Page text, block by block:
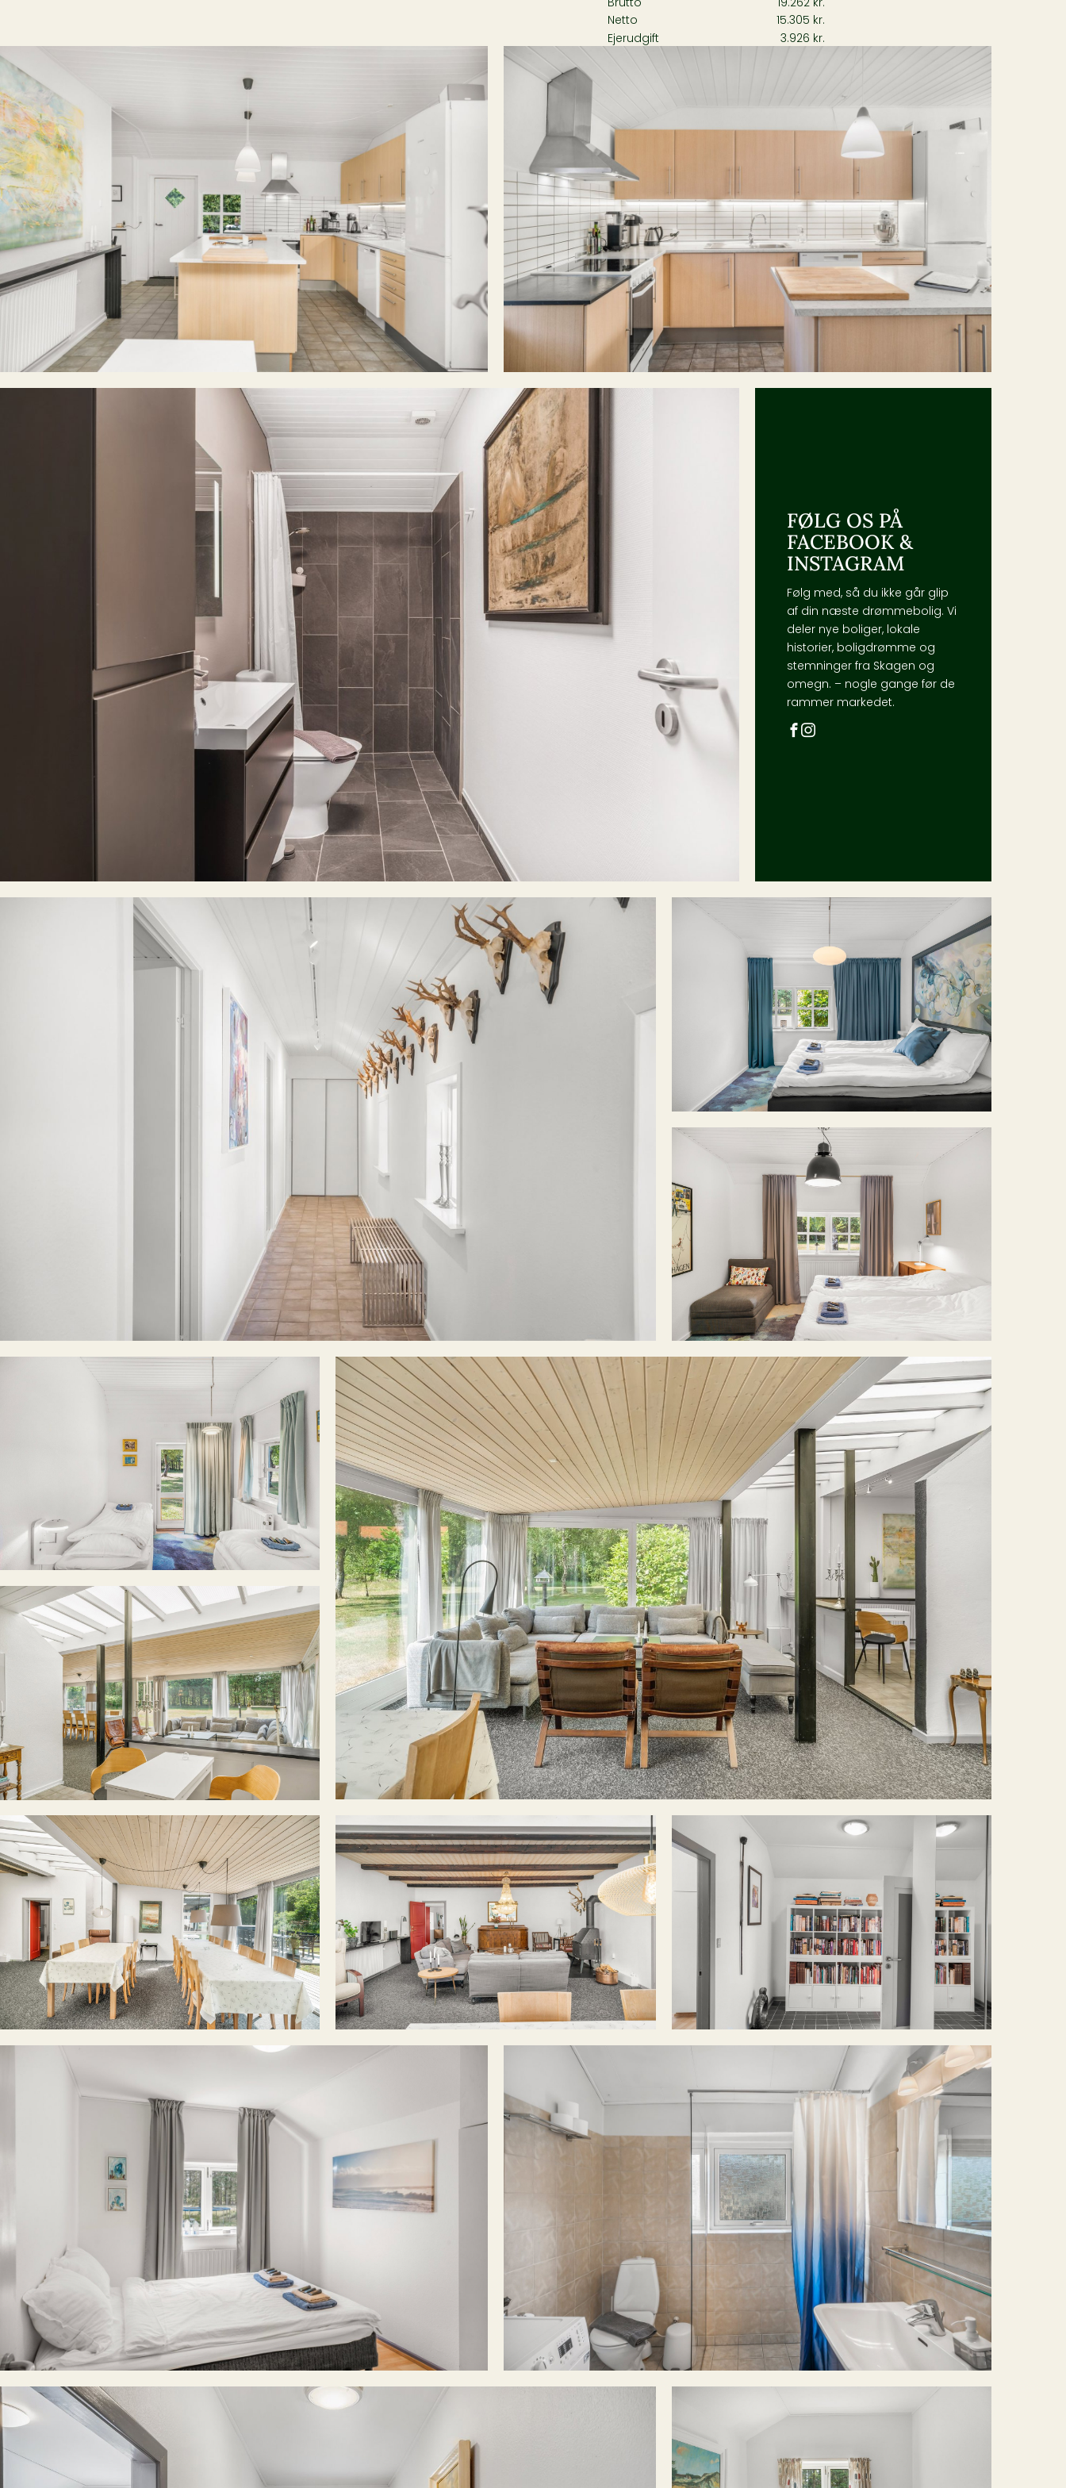
sammen. I den ene ende af huset findes endda en separat lejlighed. Herudover et separat
sommerhus placeret med passende afstand fra hovedhuset med to værelser, badeværelse
og stor stue med udestue. Hertil diverse udhuse til praktisk opbevaring samt et
keramikværksted med salgshus.
Hovedhuset rummer op til 18 personer med store opholdsrum og masser af plads. Udvendigt
er der boldbane, volleyballbane og udespa.
Ejendommen er ideel for en stor familie med plads til at udforske og dyrke individuelle
interesser, til udlejning eller som en kombination af begge dele – samtidig med at
jagtmuligheden og potentialet for udstykning gør den til en spændende investering i et
eftertragtet naturområde.
Netto
15.305 kr.
Ejerudgift
3.926 kr.
FØLG OS PÅ
FACEBOOK &
INSTAGRAM
Følg med, så du ikke går glip
af din næste drømmebolig. Vi
deler nye boliger, lokale
historier, boligdrømme og
stemninger fra Skagen og
omegn. – nogle gange før de
rammer markedet.